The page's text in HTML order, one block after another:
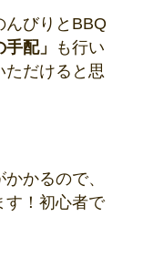
んびりとBBQ
手配」
も行い
ただけると思
かるので、
す！初心者で